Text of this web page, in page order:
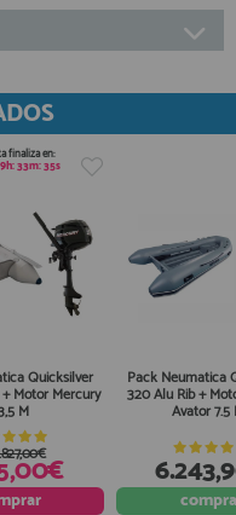
finaliza en:
h:33m:35s
Quicksilver
Motor Mercury
M
Pack Neumatica
320 Alu Rib +
Avator 7.5